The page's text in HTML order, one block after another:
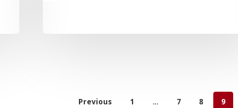
Previous 1 … 7 8 9